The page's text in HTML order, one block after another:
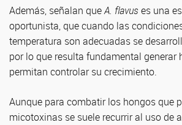
Además, señalan queA. flavuses una
oportunista, que cuando las
temperatura son adecuadas se
por lo que resulta fundamental generar
permitan controlar su crecimiento.
Aunque para combatir los hongos que
micotoxinas se suele recurrir al uso de